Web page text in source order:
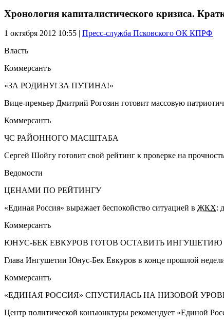
Хронология капиталистического кризиса.
1 октября 2012 10:55 | Пресс-служба Псковского ОК КПРФ
Власть
Коммерсантъ
«ЗА РОДИНУ! ЗА ПУТИНА!»
Вице-премьер Дмитрий Рогозин готовит массовую
Коммерсантъ
ЧС РАЙОННОГО МАСШТАБА
Сергей Шойгу готовит свой рейтинг к проверке на
Ведомости
ЦЕНАМИ ПО РЕЙТИНГУ
«Единая Россия» выражает беспокойство ситуацией в ЖКХ:
Коммерсантъ
ЮНУС-БЕК ЕВКУРОВ ГОТОВ ОСТАВИТЬ ИНГУШЕТИЮ
Глава Ингушетии Юнус-Бек Евкуров в конце прошлой
Коммерсантъ
«ЕДИНАЯ РОССИЯ» СПУСТИЛАСЬ НА НИЗОВОЙ
Центр политической конъюнктуры рекомендует «Единой